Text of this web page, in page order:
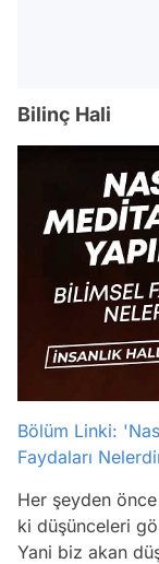
Bilinç Hali
Bölüm Linki:
Faydaları
Her şeyden
ki düşünceleri
Yani biz akan